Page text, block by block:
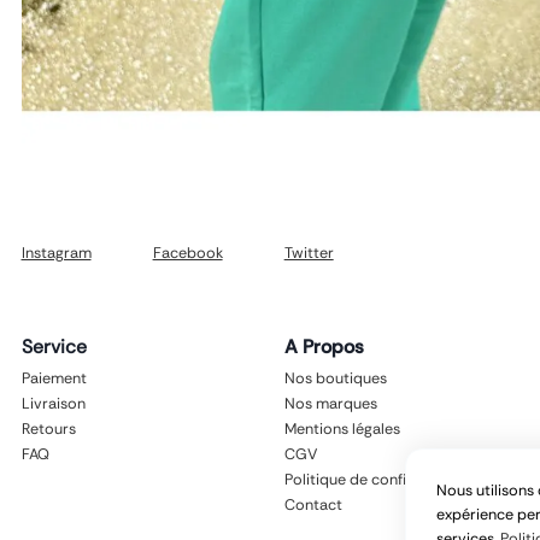
Instagram Facebook Twitter
Service
Paiement
Livraison
Retours
FAQ
A Propos
Nos boutiques
Nos marques
Mentions légales
CGV
Politique de confidentialité
Contact
Nous
expérience